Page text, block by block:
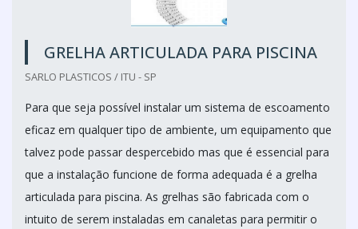
GRELHA ARTICULADA PARA PISCINA
SARLO PLASTICOS / ITU - SP
Para que seja possível instalar um sistema de escoamento
eficaz em qualquer tipo de ambiente, um equipamento que
talvez pode passar despercebido mas que é essencial para
que a instalação funcione de forma adequada é a grelha
articulada para piscina. As grelhas são fabricada com o
intuito de serem instaladas em canaletas para permitir o